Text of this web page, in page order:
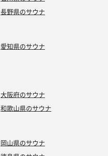
長野県のサウナ
愛知県のサウナ
大阪府のサウナ
和歌山県のサウナ
岡山県のサウナ